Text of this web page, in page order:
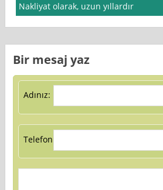
Nakliyat olarak, uzun yıllardır
Bir mesaj yaz
Adınız:
Telefon: